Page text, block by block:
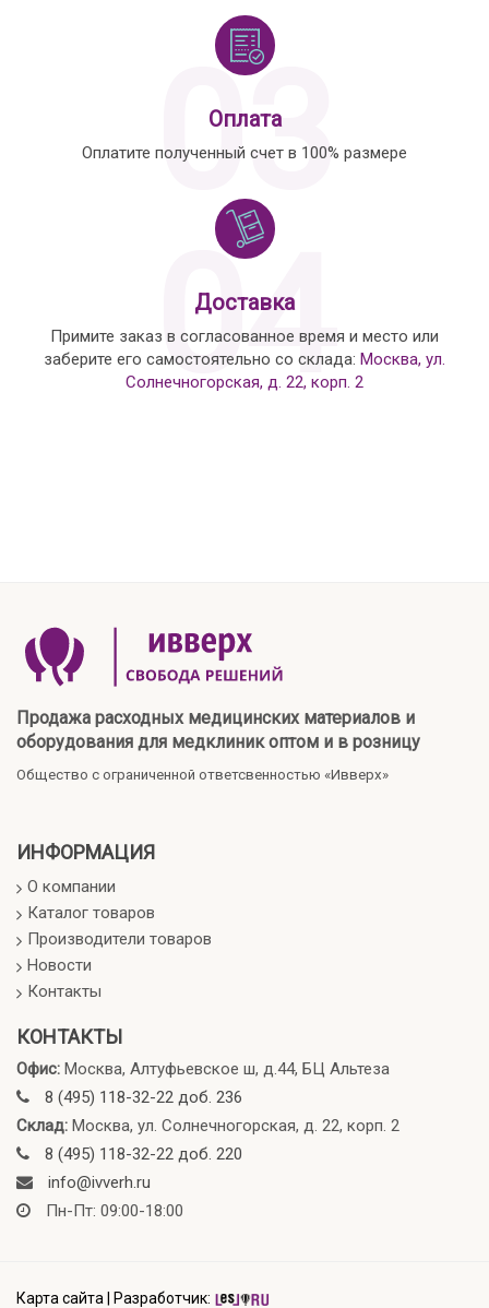
03
Оплата
Оплатите полученный счет в 100% размере
04
Доставка
Примите заказ в согласованное время и место или
заберите его самостоятельно со склада: Москва, ул.
Солнечногорская, д. 22, корп. 2
Продажа расходных медицинских материалов и
оборудования для медклиник оптом и в розницу
Общество с ограниченной ответсвенностью «Ивверх»
ИНФОРМАЦИЯ
О компании
Каталог товаров
Производители товаров
Новости
Контакты
КОНТАКТЫ
Офис: Москва, Алтуфьевское ш, д.44, БЦ Альтеза
8 (495) 118-32-22 доб. 236
Склад: Москва, ул. Солнечногорская, д. 22, корп. 2
8 (495) 118-32-22 доб. 220
info@ivverh.ru
Пн-Пт: 09:00-18:00
Карта сайта Разработчик: